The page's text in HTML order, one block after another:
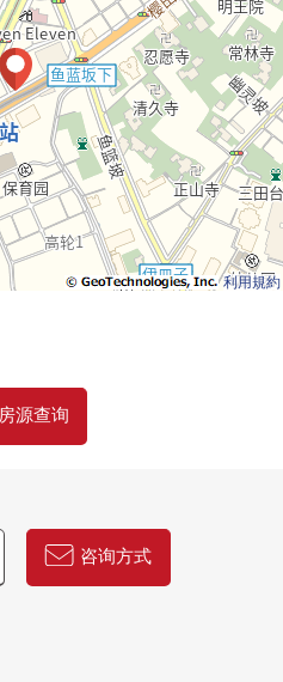
利用規約
源查询
咨询方式